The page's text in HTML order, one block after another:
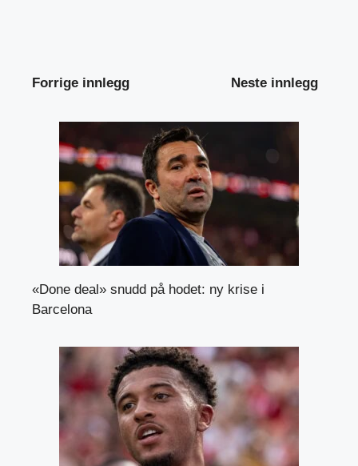
Forrige innlegg Neste innlegg
«Done deal» snudd på hodet: ny krise i
Barcelona